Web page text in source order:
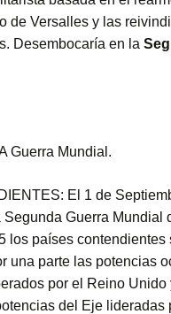
de Versalles y las
Desembocaría en la
Guerra Mundial.
El 1 de
Segunda Guerra Mundial
los países
una parte las potencias
por el Reino Unido
del Eje lideradas